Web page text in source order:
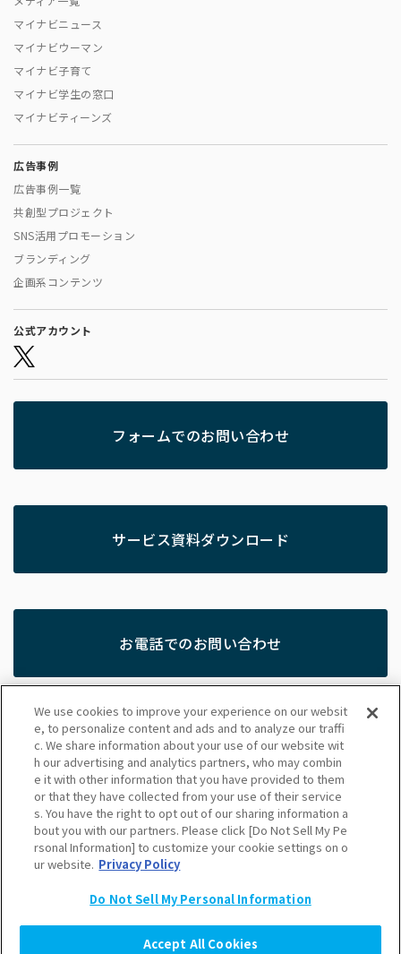
マイナビニュース
マイナビウーマン
マイナビ子育て
マイナビ学生の窓口
マイナビティーンズ
広告事例
広告事例一覧
共創型プロジェクト
SNS活用プロモーション
ブランディング
企画系コンテンツ
公式アカウント
フォームでのお問い合わせ
サービス資料ダウンロード
お電話でのお問い合わせ
受付時間：平日10:00〜18:00（弊社所定の休業日を除
く）
個人情報の取り扱いについて 株式会社マイナビ 運営者情報
サスティナビリティ 採用 グループ企業
個人情報保護方針
©Mynavi Corporation
We use cookies to improve your experience on our websit
e, to personalize content and ads and to analyze our traffi
c. We share information about your use of our website wit
h our advertising and analytics partners, who may combin
e it with other information that you have provided to them
or that they have collected from your use of their service
s. You have the right to opt out of our sharing information a
bout you with our partners. Please click [Do Not Sell My Pe
rsonal Information] to customize your cookie settings on o
ur website. Privacy Policy
Do Not Sell My Personal Information
Accept All Cookies